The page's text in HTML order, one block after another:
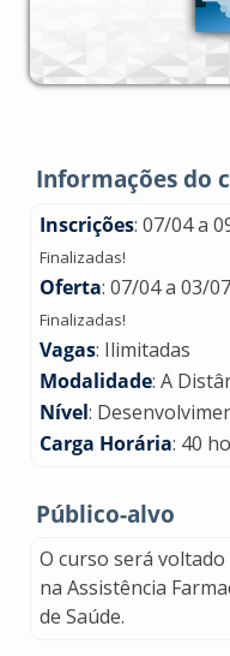
Informações do
Inscrições: 07/04 a
Finalizadas!
Oferta: 07/04 a 03/
Finalizadas!
Vagas: Ilimitadas
Modalidade: A
Nível:
Carga Horária: 40
Público-alvo
O curso será
na Assistência
de Saúde.